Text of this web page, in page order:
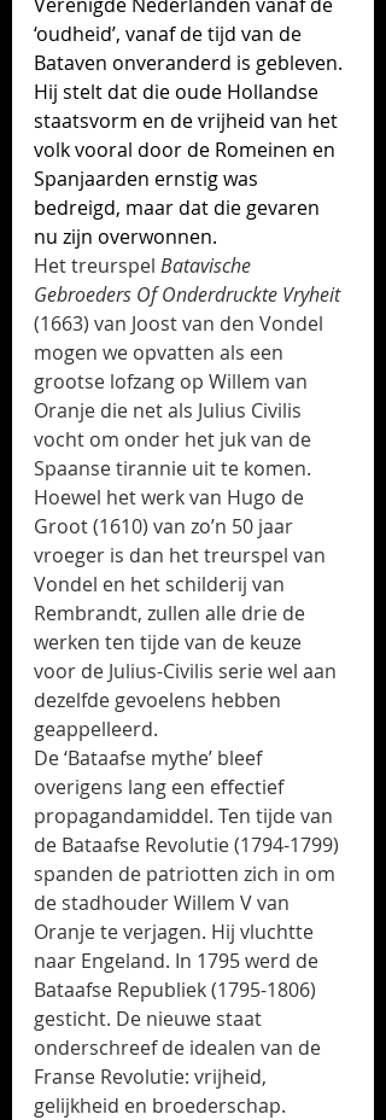
‘oudheid’, vanaf de tijd van de
Bataven onveranderd is gebleven.
Hij stelt dat die oude Hollandse
staatsvorm en de vrijheid van het
volk vooral door de Romeinen en
Spanjaarden ernstig was
bedreigd, maar dat die gevaren
nu zijn overwonnen.
Het treurspel Batavische
Gebroeders Of Onderdruckte Vryheit
(1663) van Joost van den Vondel
mogen we opvatten als een
grootse lofzang op Willem van
Oranje die net als Julius Civilis
vocht om onder het juk van de
Spaanse tirannie uit te komen.
Hoewel het werk van Hugo de
Groot (1610) van zo’n 50 jaar
vroeger is dan het treurspel van
Vondel en het schilderij van
Rembrandt, zullen alle drie de
werken ten tijde van de keuze
voor de Julius-Civilis serie wel aan
dezelfde gevoelens hebben
geappelleerd.
De ‘Bataafse mythe’ bleef
overigens lang een effectief
propagandamiddel. Ten tijde van
de Bataafse Revolutie (1794-1799)
spanden de patriotten zich in om
de stadhouder Willem V van
Oranje te verjagen. Hij vluchtte
naar Engeland. In 1795 werd de
Bataafse Republiek (1795-1806)
gesticht. De nieuwe staat
onderschreef de idealen van de
Franse Revolutie: vrijheid,
gelijkheid en broederschap.